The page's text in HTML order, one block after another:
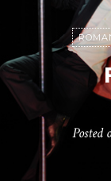
Posted